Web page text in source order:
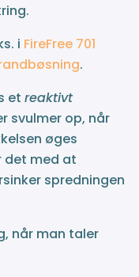
i FireFree 701
.
et reaktivt
svulmer op, når
øges
det med at
spredningen
når man taler